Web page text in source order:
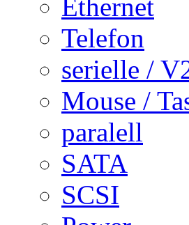
Ethernet
Telefon
serielle /
Mouse /
paralell
SATA
SCSI